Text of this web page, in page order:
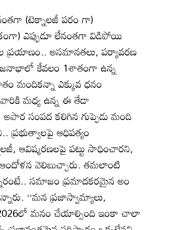
(టెక్నాలజీ పరం గా)
ఎప్పుడూ లేనంతగా విడిపోయి
ప్రయాణం.. అసమానతలు, పర్యావరణ
జనాభాలో కేవలం 1శాతంగా ఉన్న
మందికన్నా ఎక్కువ ధనం
మధ్య ఉన్న ఈ తేడా
సంపద కలిగిన గుప్పెడు మంది
ప్రభుత్వాలపై ఆధిపత్యం
ఆవిష్కరణలపై పట్టు సాధించారని,
వెలిబుచ్చారు. తమలాంటి
సమాజం ప్రమాదకరమైన అం
‘‘మన ప్రజాస్వామ్యాలు,
మనం చేయాల్సింది ఇంకా చాలా